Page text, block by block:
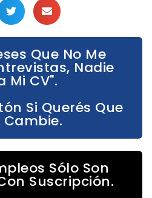
Que No Me
Nadie
Mi CV".
Si Querés Que
Cambie.
Sólo Son
Suscripción.